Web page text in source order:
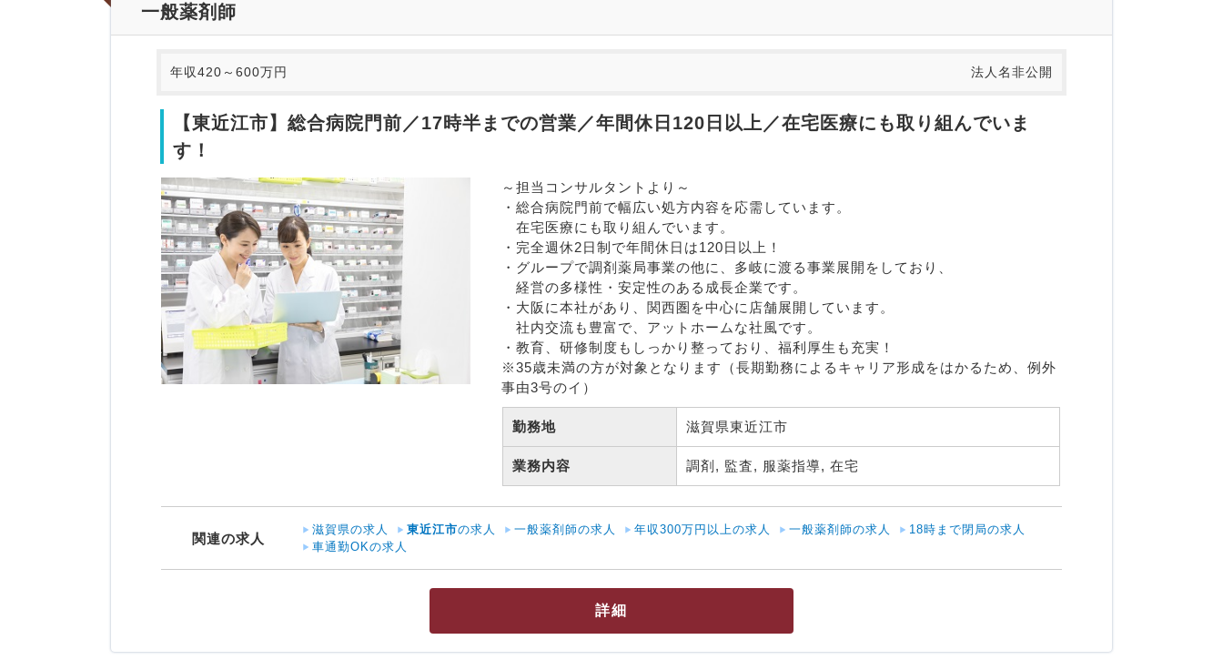
一般薬剤師
詳細
年収420～600万円 法人名非公開
【東近江市】総合病院門前／17時半までの営業／年間休日120日以上／在宅医療にも取り組んでいま
す！
～担当コンサルタントより～
・総合病院門前で幅広い処方内容を応需しています。
在宅医療にも取り組んでいます。
・完全週休2日制で年間休日は120日以上！
・グループで調剤薬局事業の他に、多岐に渡る事業展開をしており、
経営の多様性・安定性のある成長企業です。
・大阪に本社があり、関西圏を中心に店舗展開しています。
社内交流も豊富で、アットホームな社風です。
・教育、研修制度もしっかり整っており、福利厚生も充実！
※35歳未満の方が対象となります（長期勤務によるキャリア形成をはかるため、例外
事由3号のイ）
勤務地 滋賀県東近江市
業務内容 調剤, 監査, 服薬指導, 在宅
関連の求人
滋賀県の求人 東近江市の求人 一般薬剤師の求人 年収300万円以上の求人 一般薬剤師の求人
18時まで閉局の求人
車通勤OKの求人